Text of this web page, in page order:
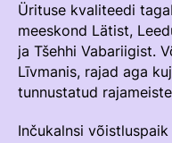
Võistlussarjad
Edetabelid
Ametnikud
Koolitused
Ürituse kvaliteedi
meeskond Lätist,
ja Tšehhi Vabariigist.
Līvmanis, rajad aga
tunnustatud
Inčukalnsi